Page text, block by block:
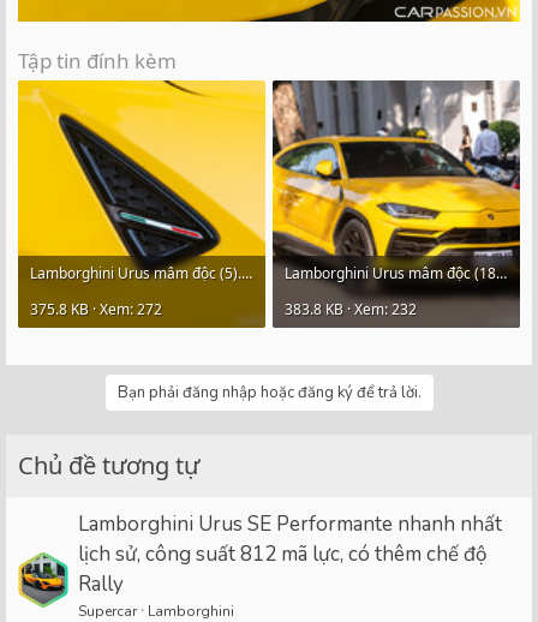
Tập tin đính kèm
Lamborghini Urus mâm độc (5).jpg
375.8 KB · Xem: 272
Lamborghini Urus mâm độc (18).jpg
383.8 KB · Xem: 232
Bạn phải đăng nhập hoặc đăng ký để trả lời.
Chủ đề tương tự
Lamborghini Urus SE Performante nhanh nhất
lịch sử, công suất 812 mã lực, có thêm chế độ
Rally
Supercar Lamborghini